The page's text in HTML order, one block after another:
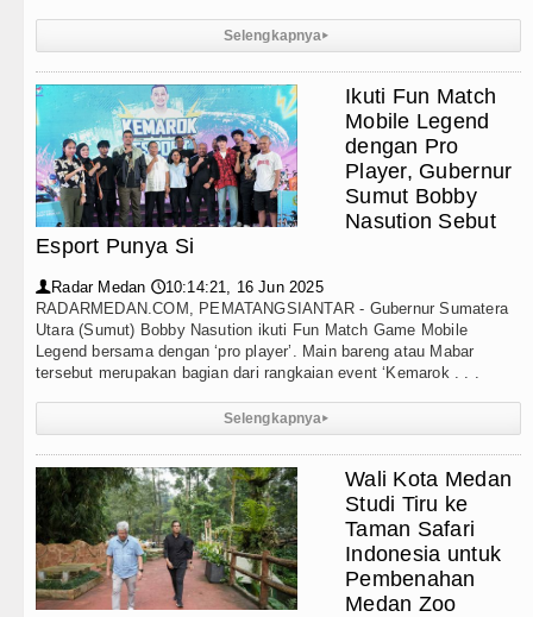
Selengkapnya▸
Ikuti Fun Match
Mobile Legend
dengan Pro
Player, Gubernur
Sumut Bobby
Nasution Sebut
Esport Punya Si
👤 Radar Medan 🕔10:14:21, 16 Jun 2025
RADARMEDAN.COM, PEMATANGSIANTAR - Gubernur Sumatera
Utara (Sumut) Bobby Nasution ikuti Fun Match Game Mobile
Legend bersama dengan ‘pro player’. Main bareng atau Mabar
tersebut merupakan bagian dari rangkaian event ‘Kemarok . . .
Selengkapnya▸
Wali Kota Medan
Studi Tiru ke
Taman Safari
Indonesia untuk
Pembenahan
Medan Zoo